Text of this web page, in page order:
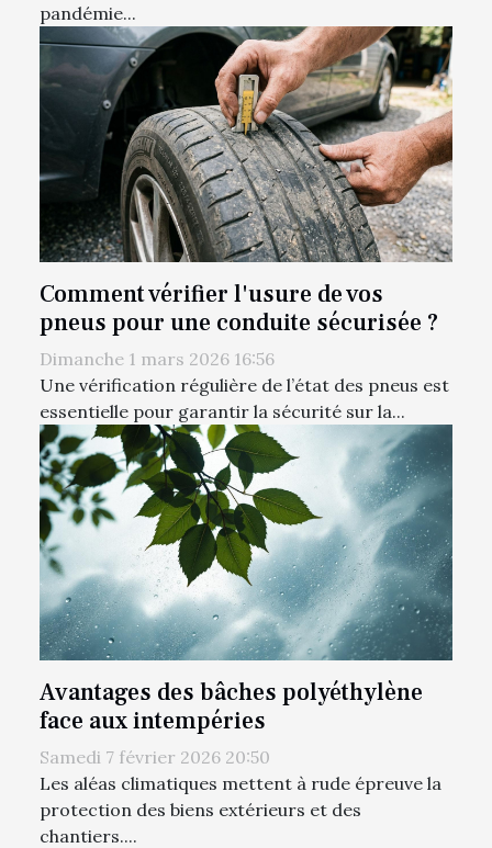
pandémie...
Comment vérifier l'usure de vos
pneus pour une conduite sécurisée ?
Dimanche 1 mars 2026 16:56
Une vérification régulière de l’état des pneus est
essentielle pour garantir la sécurité sur la...
Avantages des bâches polyéthylène
face aux intempéries
Samedi 7 février 2026 20:50
Les aléas climatiques mettent à rude épreuve la
protection des biens extérieurs et des
chantiers....